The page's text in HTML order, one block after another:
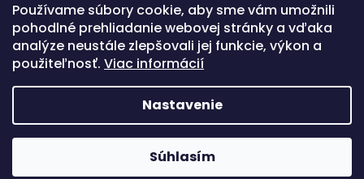
Používame súbory cookie, aby sme vám umožnili
pohodlné prehliadanie webovej stránky a vďaka
analýze neustále zlepšovali jej funkcie, výkon a
použiteľnosť. Viac informácií
Nastavenie
Súhlasím
Popis Diskusia
Drevená hračka z bukovej preglejky v tvare malého štítu s
čiernou potlačou a motívom zeleného draka. Na zadnej
strane je jeden popruh, ktorým sa štít drží. Možnosť výberu
len v prevedení tvaru štítu - Bojovník.
Copyright 2026Hračkárik
vyhradené.